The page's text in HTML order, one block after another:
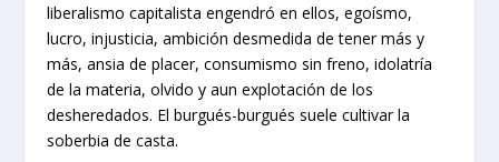
liberalismo capitalista engendró en ellos, egoísmo,
lucro, injusticia, ambición desmedida de tener más y
más, ansia de placer, consumismo sin freno, idolatría
de la materia, olvido y aun explotación de los
desheredados. El burgués-burgués suele cultivar la
soberbia de casta.